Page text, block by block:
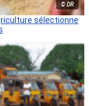
© DR
sélectionne